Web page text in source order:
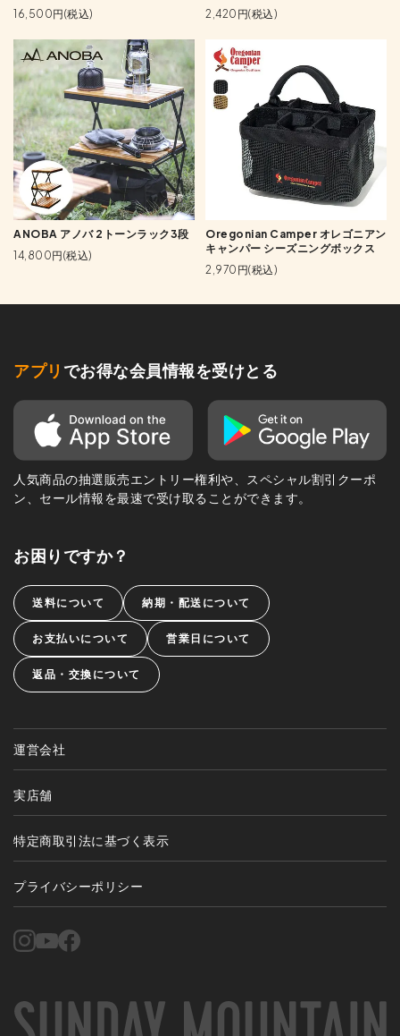
16,500円(税込)
2,420円(税込)
ANOBA アノバ 2トーンラック3段
14,800円(税込)
Oregonian Camper オレゴニアン
キャンパー シーズニングボックス
2,970円(税込)
アプリ でお得な会員情報を受けとる
人気商品の抽選販売エントリー権利や、スペシャル割引クーポ
ン、セール情報を最速で受け取ることができます。
お困りですか？
送料について 納期・配送について
お支払いについて 営業日について
返品・交換について
運営会社
実店舗
特定商取引法に基づく表示
プライバシーポリシー